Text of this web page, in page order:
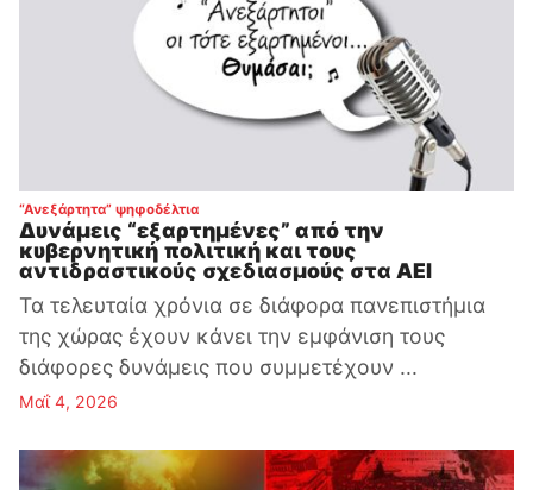
“Ανεξάρτητα” ψηφοδέλτια:
Δυνάμεις “εξαρτημένες” από την
κυβερνητική πολιτική και τους
αντιδραστικούς σχεδιασμούς στα ΑΕΙ
Τα τελευταία χρόνια σε διάφορα πανεπιστήμια
της χώρας έχουν κάνει την εμφάνιση τους
διάφορες δυνάμεις που συμμετέχουν ...
Μαΐ 4, 2026